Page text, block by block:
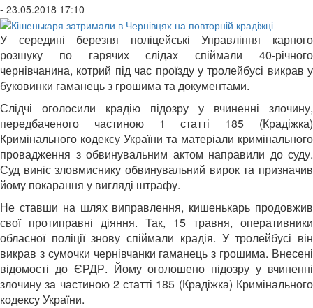
- 23.05.2018 17:10
У середині березня поліцейські Управління карного
розшуку по гарячих слідах спіймали 40-річного
чернівчанина, котрий під час проїзду у тролейбусі викрав у
буковинки гаманець з грошима та документами.
Слідчі оголосили крадію підозру у вчиненні злочину,
передбаченого частиною 1 статті 185 (Крадіжка)
Кримінального кодексу України та матеріали кримінального
провадження з обвинувальним актом направили до суду.
Суд виніс зловмиснику обвинувальний вирок та призначив
йому покарання у вигляді штрафу.
Не ставши на шлях виправлення, кишенькарь продовжив
свої протиправні діяння. Так, 15 травня, оперативники
обласної поліції знову спіймали крадія. У тролейбусі він
викрав з сумочки чернівчанки гаманець з грошима. Внесені
відомості до ЄРДР. Йому оголошено підозру у вчиненні
злочину за частиною 2 статті 185 (Крадіжка) Кримінального
кодексу України.